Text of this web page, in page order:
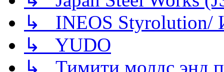
↳ INEOS
↳ YUDO
↳ Тимити молдс энд